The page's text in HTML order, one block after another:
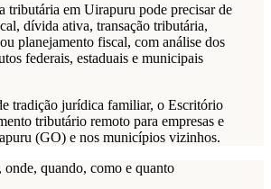
tributária em Uirapuru pode precisar de
dívida ativa, transação tributária,
planejamento fiscal, com análise dos
federais, estaduais e municipais
tradição jurídica familiar, o Escritório
tributário remoto para empresas e
(GO) e nos municípios vizinhos.
quando, como e quanto